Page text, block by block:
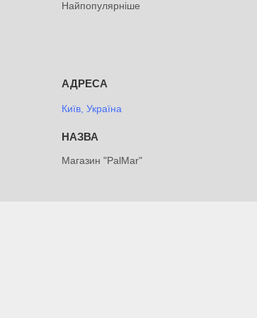
Найпопулярніше
Київ, Україна
Магазин "PalMar"